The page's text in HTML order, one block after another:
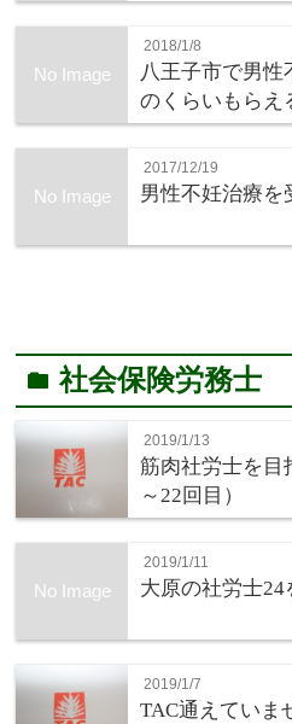
No Image
2018/1/8
八王子市で男性
のくらいもらえ
No Image
2017/12/19
男性不妊治療を
folder社会保険労務士
2019/1/13
筋肉社労士を目
～22回目）
No Image
2019/1/11
大原の社労士24
2019/1/7
TAC通えていま